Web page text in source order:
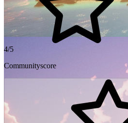
4/5
Communityscore